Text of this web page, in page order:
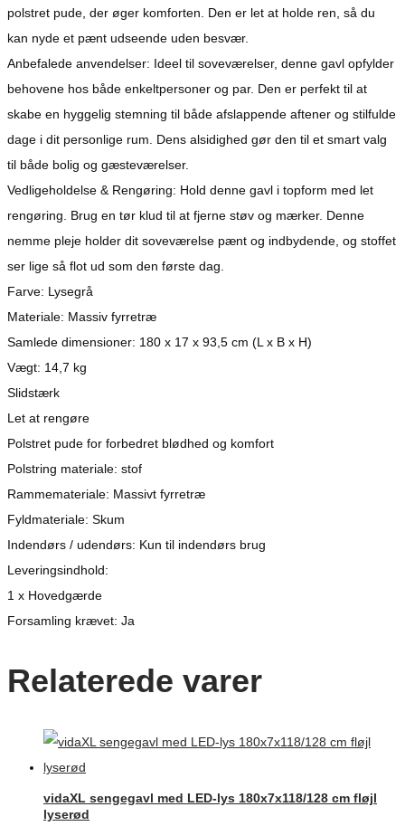
polstret pude, der øger komforten. Den er let at holde ren, så du
kan nyde et pænt udseende uden besvær.
Anbefalede anvendelser: Ideel til soveværelser, denne gavl opfylder
behovene hos både enkeltpersoner og par. Den er perfekt til at
skabe en hyggelig stemning til både afslappende aftener og stilfulde
dage i dit personlige rum. Dens alsidighed gør den til et smart valg
til både bolig og gæsteværelser.
Vedligeholdelse & Rengøring: Hold denne gavl i topform med let
rengøring. Brug en tør klud til at fjerne støv og mærker. Denne
nemme pleje holder dit soveværelse pænt og indbydende, og stoffet
ser lige så flot ud som den første dag.
Farve: Lysegrå
Materiale: Massiv fyrretræ
Samlede dimensioner: 180 x 17 x 93,5 cm (L x B x H)
Vægt: 14,7 kg
Slidstærk
Let at rengøre
Polstret pude for forbedret blødhed og komfort
Polstring materiale: stof
Rammemateriale: Massivt fyrretræ
Fyldmateriale: Skum
Indendørs / udendørs: Kun til indendørs brug
Leveringsindhold:
1 x Hovedgærde
Forsamling krævet: Ja
Relaterede varer
vidaXL sengegavl med LED-lys 180x7x118/128 cm fløjl
lyserød